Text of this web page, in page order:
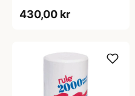
430,00 kr